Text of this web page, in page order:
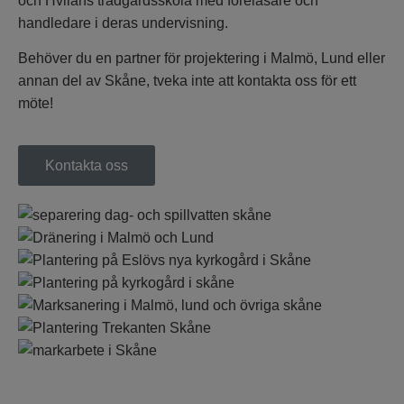
handledare i deras undervisning.
Behöver du en partner för projektering i Malmö, Lund eller
annan del av Skåne, tveka inte att kontakta oss för ett
möte!
Kontakta oss